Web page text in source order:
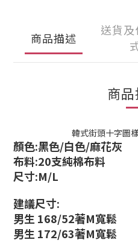
商品描述
送貨
商
韓式街頭十字圖
顏色:黑色/白色/麻花灰
布料:20支純棉布料
尺寸:M/L
建議尺寸:
男生 168/52著M寬鬆
男生 172/63著M寬鬆